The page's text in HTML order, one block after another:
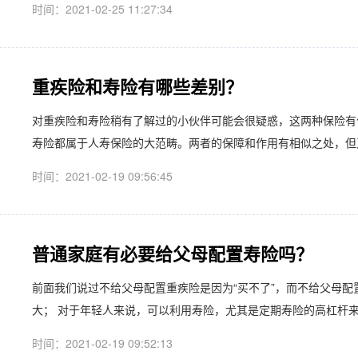
时间：2021-02-25 11:27:34
重疾险和寿险有哪些差别？
对重疾险和寿险稍有了解过的小伙伴可能会很疑惑，这两种保险
寿险都属于人寿保险的大范畴。两者的保障和作用有相似之处，
时间：2021-02-19 09:56:45
普通家庭有必要给父母配置寿险吗？
前面我们说过不给父母配置重疾险是因为“买不了”，而不给父母
大； 对于年轻人来说，可以利用寿险，尤其是定期寿险的高杠杆
时间：2021-02-19 09:52:13